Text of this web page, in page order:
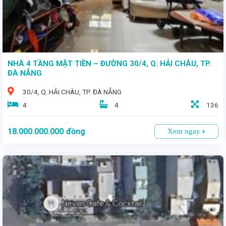
NHÀ 4 TẦNG MẶT TIỀN – ĐƯỜNG 30/4, Q. HẢI CHÂU, TP.
ĐÀ NẴNG
30/4, Q. HẢI CHÂU, TP. ĐÀ NẴNG
4
4 136
18.000.000.000 đồng Xem ngay